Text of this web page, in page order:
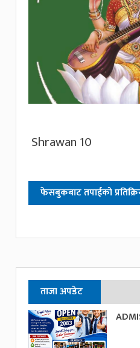
Shrawan 10
फेसबुकबाट तपाईको
ताजा अपडेट